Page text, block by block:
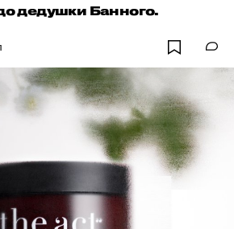
дедушки Банного.